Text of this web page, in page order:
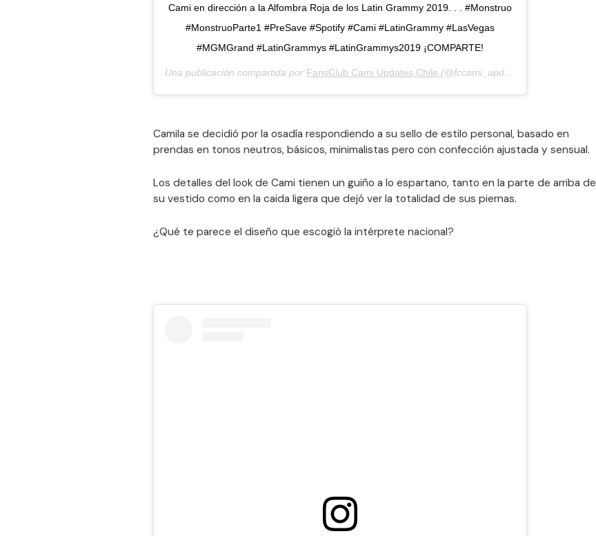
Cami en dirección a la Alfombra Roja de los Latin Grammy 2019. . . #Monstruo
#MonstruoParte1 #PreSave #Spotify #Cami #LatinGrammy #LasVegas
#MGMGrand #LatinGrammys #LatinGrammys2019 ¡COMPARTE!
Una publicación compartida por FansClub Cami Updates Chile (@fccami_updatescl) el
Camila se decidió por la osadía respondiendo a su sello de estilo personal, basado en
prendas en tonos neutros, básicos, minimalistas pero con confección ajustada y sensual.
Los detalles del look de Cami tienen un guiño a lo espartano, tanto en la parte de arriba de
su vestido como en la caida ligera que dejó ver la totalidad de sus piernas.
¿Qué te parece el diseño que escogió la intérprete nacional?